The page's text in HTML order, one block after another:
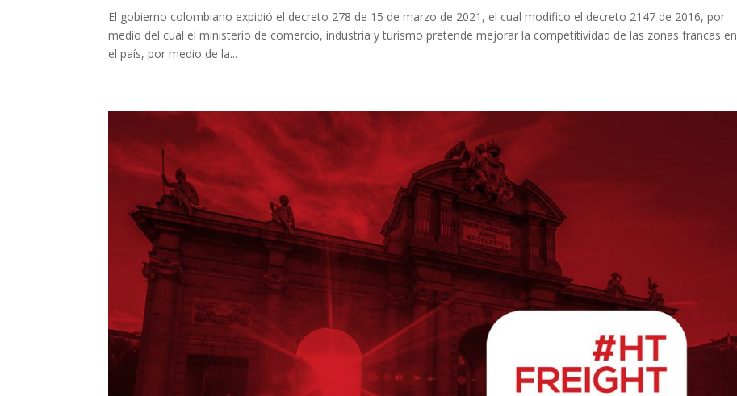
El gobierno colombiano expidió el decreto 278 de 15 de marzo de 2021, el cual modifico el decreto 2147 de 2016, por
medio del cual el ministerio de comercio, industria y turismo pretende mejorar la competitividad de las zonas francas en
el país, por medio de la...